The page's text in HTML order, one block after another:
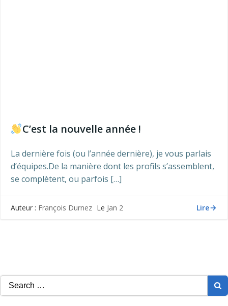
C’est la nouvelle année !
La dernière fois (ou l’année dernière), je vous parlais
d’équipes.De la manière dont les profils s’assemblent,
se complètent, ou parfois […]
Auteur : François Durnez Le Jan 2 Lire
Search
for: